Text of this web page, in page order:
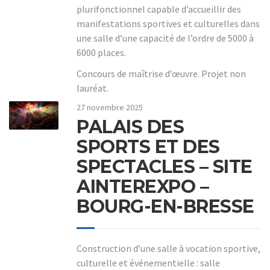
plurifonctionnel capable d’accueillir des
manifestations sportives et culturelles dans
une salle d’une capacité de l’ordre de 5000 à
6000 places.
Concours de maîtrise d’œuvre. Projet non
lauréat.
27 novembre 2025
PALAIS DES
SPORTS ET DES
SPECTACLES – SITE
AINTEREXPO –
BOURG-EN-BRESSE
Construction d’une salle à vocation sportive,
culturelle et événementielle : salle